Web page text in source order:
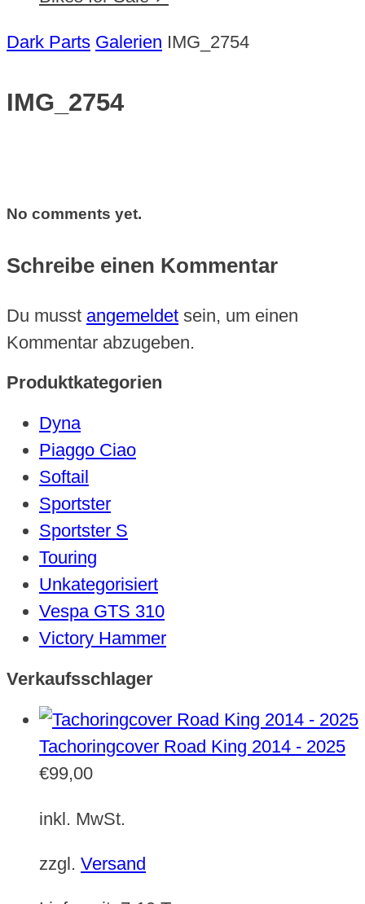
Dark Parts Galerien IMG_2754
IMG_2754
No comments yet.
Schreibe einen Kommentar
Du musst angemeldet sein, um einen
Kommentar abzugeben.
Produktkategorien
Dyna
Piaggo Ciao
Softail
Sportster
Sportster S
Touring
Unkategorisiert
Vespa GTS 310
Victory Hammer
Verkaufsschlager
Tachoringcover Road King 2014 - 2025
€99,00
inkl. MwSt.
zzgl. Versand